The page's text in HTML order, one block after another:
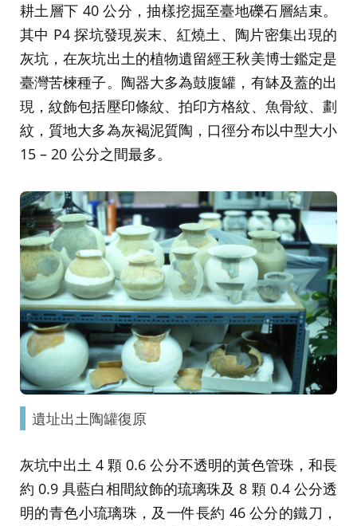
耕土層下 40 公分，抽樣挖掘至臺地礫石層結束。
其中 P4 探坑發現炭末、紅燒土、陶片密集出現的
灰坑，在灰坑出土的植物遺留經王秋美博士鑑定是
臺灣苦楝種子。陶器大多為鼓腹罐，有缽及蓋的出
現，紋飾包括壓印條紋、拍印方格紋、魚骨紋、劃
紋，質地大多為灰褐泥質陶，口徑分布以中型大小
15 – 20 公分之間最多。
遺址出土陶罐復原
灰坑中出土 4 顆 0.6 公分不透明的黃色管珠，和長
約 0.9 具藍白相間紋飾的琉璃珠及 8 顆 0.4 公分透
明的青色小琉璃珠，及一件長約 46 公分的鐵刀，